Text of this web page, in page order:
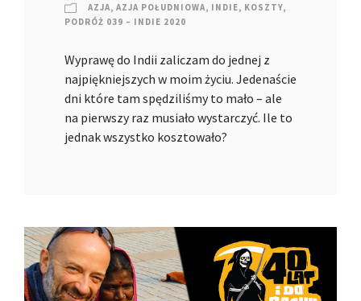
AZJA, AZJA POŁUDNIOWA, INDIE, KOSZTY,
PODRÓŻ 039 – INDIE 2020
Wyprawę do Indii zaliczam do jednej z
najpiękniejszych w moim życiu. Jedenaście
dni które tam spędziliśmy to mało – ale
na pierwszy raz musiało wystarczyć. Ile to
jednak wszystko kosztowało?